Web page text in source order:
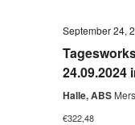
September 24,
24.09.2024
Halle, ABS
€322,48